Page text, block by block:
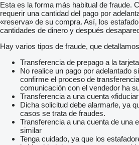
Slovenia, French, Danish
Phone number :mostrar contactos
——————
Mariusz:
Language : Kazachstan Turkmenistan
Lithuanian, Azerbaijani, Georgian,
Kazakh
Phone numer :mostrar contactos
——————
Alex:
Limba Romana, Moldovan
Phone numer :mostrar contactos
——————
Tatiana:
Language: Italian, Ukrainian
Phone numer :
mostrar contactos
Esta es la forma más habitual de fraude.
requerir una cantidad del pago por
«reserva» de su compra. Así, los
cantidades de dinero y después
Hay varios tipos de fraude, que
Transferencia de prepago a la tarjeta
No realice un pago por adelantado
confirme el proceso de
comunicación con el vendedor ha
Transferencia a una cuenta
Dicha solicitud debe alarmarle, ya
casos se trata de fraudes.
Transferencia a una cuenta de una
similar
Tenga cuidado, ya que los